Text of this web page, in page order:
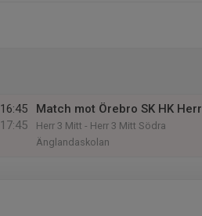
16:45
17:45
Match mot Örebro SK HK Herr
Herr 3 Mitt - Herr 3 Mitt Södra
Änglandaskolan